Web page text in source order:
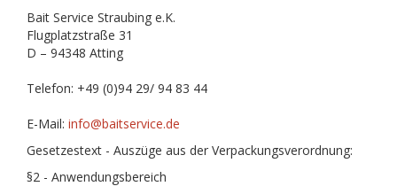
Bait Service Straubing e.K.
Flugplatzstraße 31
D – 94348 Atting
Telefon: +49 (0)94 29/ 94 83 44
E-Mail: info@baitservice.de
Gesetzestext - Auszüge aus der Verpackungsverordnung:
§2 - Anwendungsbereich